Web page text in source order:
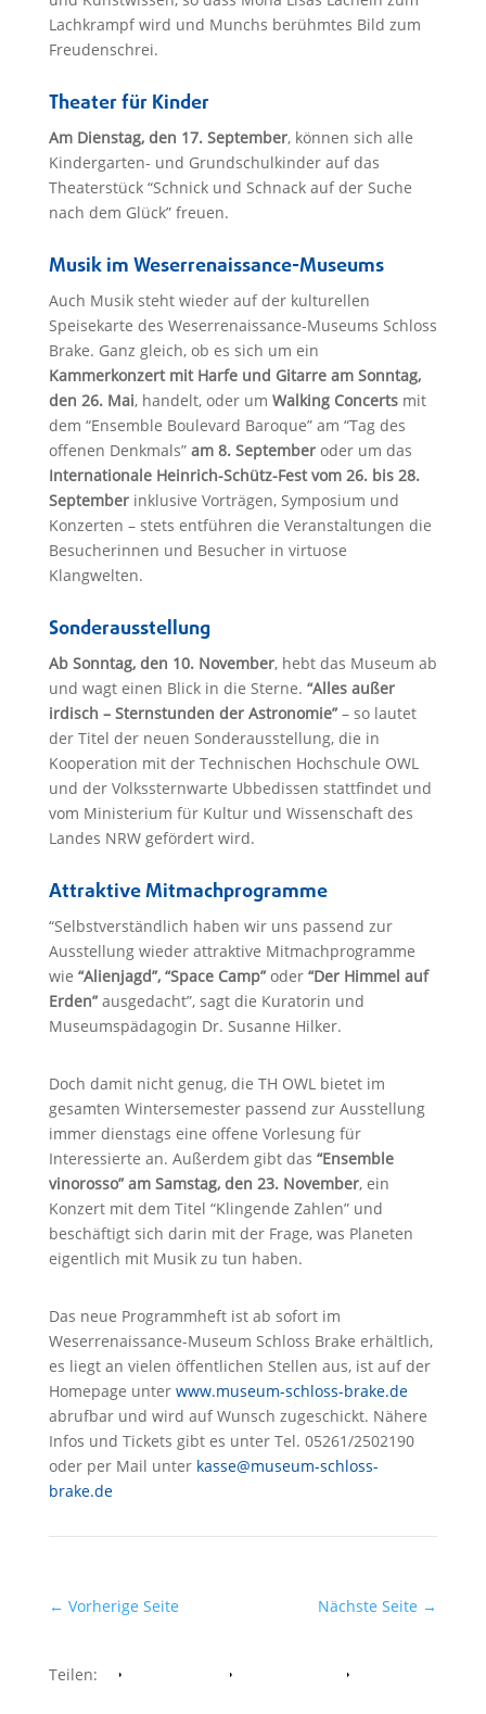
Lachkrampf wird und Munchs berühmtes Bild zum
Freudenschrei.
Theater für Kinder
Am Dienstag, den 17. September, können sich alle
Kindergarten- und Grundschulkinder auf das
Theaterstück “Schnick und Schnack auf der Suche
nach dem Glück” freuen.
Musik im Weserrenaissance-Museums
Auch Musik steht wieder auf der kulturellen
Speisekarte des Weserrenaissance-Museums Schloss
Brake. Ganz gleich, ob es sich um ein
Kammerkonzert mit Harfe und Gitarre am Sonntag,
den 26. Mai, handelt, oder um Walking Concertsmit
dem “Ensemble Boulevard Baroque” am “Tag des
offenen Denkmals” am 8. Septemberoder um das
Internationale Heinrich-Schütz-Fest vom 26. bis 28.
September inklusive Vorträgen, Symposium und
Konzerten – stets entführen die Veranstaltungen die
Besucherinnen und Besucher in virtuose
Klangwelten.
Sonderausstellung
Ab Sonntag, den 10. November, hebt das Museum ab
und wagt einen Blick in die Sterne. “Alles außer
irdisch – Sternstunden der Astronomie”– so lautet
der Titel der neuen Sonderausstellung, die in
Kooperation mit der Technischen Hochschule OWL
und der Volkssternwarte Ubbedissen stattfindet und
vom Ministerium für Kultur und Wissenschaft des
Landes NRW gefördert wird.
Attraktive Mitmachprogramme
“Selbstverständlich haben wir uns passend zur
Ausstellung wieder attraktive Mitmachprogramme
wie “Alienjagd”, “Space Camp” oder “Der Himmel auf
Erden”ausgedacht”, sagt die Kuratorin und
Museumspädagogin Dr. Susanne Hilker.
Doch damit nicht genug, die TH OWL bietet im
gesamten Wintersemester passend zur Ausstellung
immer dienstags eine offene Vorlesung für
Interessierte an. Außerdem gibt das “Ensemble
vinorosso” am Samstag, den 23. November, ein
Konzert mit dem Titel “Klingende Zahlen” und
beschäftigt sich darin mit der Frage, was Planeten
eigentlich mit Musik zu tun haben.
Das neue Programmheft ist ab sofort im
Weserrenaissance-Museum Schloss Brake erhältlich,
es liegt an vielen öffentlichen Stellen aus, ist auf der
Homepage unter www.museum-schloss-brake.de
abrufbar und wird auf Wunsch zugeschickt. Nähere
Infos und Tickets gibt es unter Tel. 05261/2502190
oder per Mail unter kasse@museum-schloss-
brake.de
← Vorherige Seite Nächste Seite →
Teilen: Facebook Whatsapp Twitter